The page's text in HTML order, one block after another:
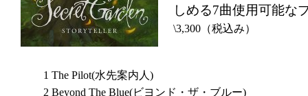
しめる7曲使用可能な
\3,300（税込み）
1 The Pilot(水先案内人)
2 Beyond The Blue(ビヨンド・ザ・ブルー)